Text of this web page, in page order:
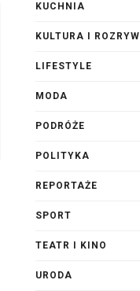
KUCHNIA
KULTURA I
LIFESTYLE
MODA
PODRÓŻE
POLITYKA
REPORTAŻE
SPORT
TEATR I KINO
URODA